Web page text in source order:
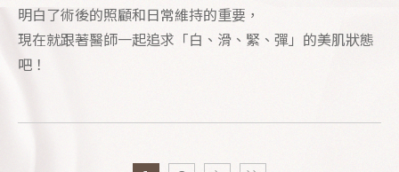
明白了術後的照顧和日常維持的重要，
現在就跟著醫師一起追求「白、滑、緊、彈」的美肌狀態
吧！